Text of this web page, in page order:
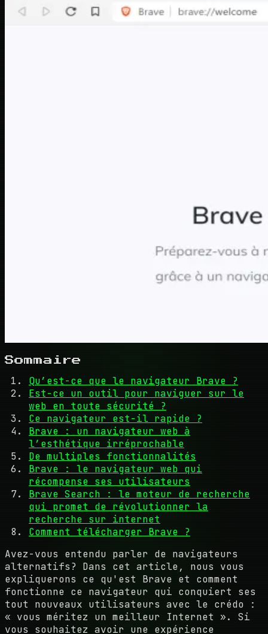
Sommaire
Qu’est-ce que le navigateur Brave ?
Est-ce un outil pour naviguer sur le
web en toute sécurité ?
Ce navigateur est-il rapide ?
Brave : un navigateur web à
l’esthétique irréprochable
De multiples fonctionnalités
Brave : le navigateur web qui
récompense ses utilisateurs
Brave Search : le moteur de recherche
qui promet de révolutionner la
recherche sur internet
Comment télécharger Brave ?
Avez-vous entendu parler de navigateurs
alternatifs? Dans cet article, nous vous
expliquerons ce qu'est Brave et comment
fonctionne ce navigateur qui conquiert ses
tout nouveaux utilisateurs avec le crédo :
« vous méritez un meilleur Internet ». Si
vous souhaitez avoir une expérience